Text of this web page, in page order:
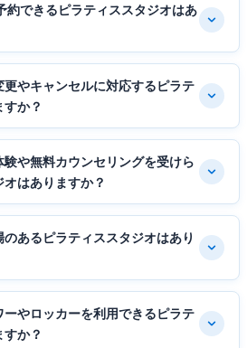
約できるピラティススタジオはあ
やキャンセルに対応するピラテ
か？
や無料カウンセリングを受けら
はありますか？
あるピラティススタジオはあり
やロッカーを利用できるピラテ
か？